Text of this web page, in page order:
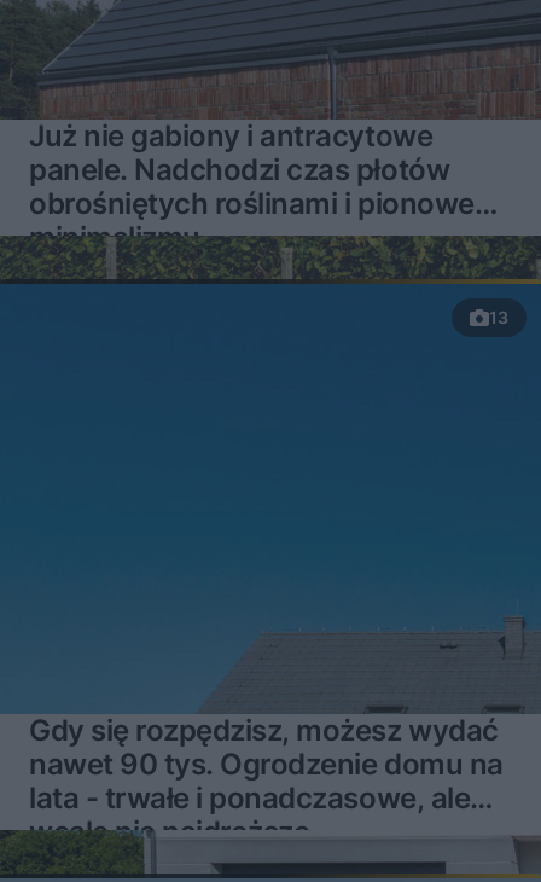
Już nie gabiony i antracytowe
panele. Nadchodzi czas płotów
obrośniętych roślinami i pionowego
minimalizmu
13
Gdy się rozpędzisz, możesz wydać
nawet 90 tys. Ogrodzenie domu na
lata - trwałe i ponadczasowe, ale
wcale nie najdroższe